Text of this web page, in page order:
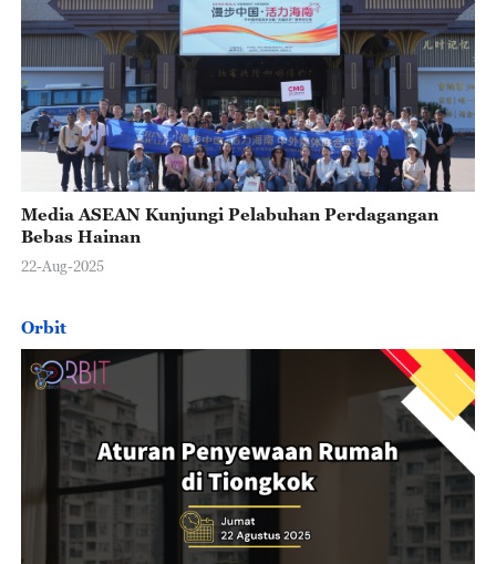
Media ASEAN Kunjungi Pelabuhan Perdagangan
Bebas Hainan
22-Aug-2025
Orbit